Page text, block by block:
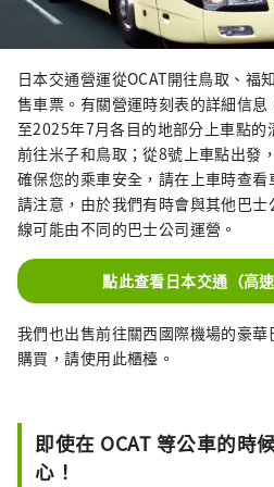
日本交通營運從OCAT開往鳥取、福
售車票。有關營運時刻表的詳細信
至2025年7月各目的地部分上車點
前往米子和鳥取；從8號上車點出發
確保您的乘車安全，請在上車時查看
請注意，由於我們有時會與其他巴
線可能由不同的巴士公司運營。
點此查看日本交通（高
我們也出售前往關西國際機場的豪
購買，請使用此櫃檯。
即使在 OCAT 等公車的時
心！